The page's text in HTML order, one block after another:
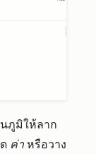
ภูมิให้ลาก
ค่า หรือวาง